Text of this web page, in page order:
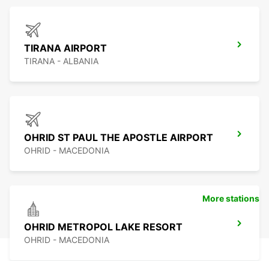
TIRANA AIRPORT
TIRANA - ALBANIA
OHRID ST PAUL THE APOSTLE AIRPORT
OHRID - MACEDONIA
OHRID METROPOL LAKE RESORT
OHRID - MACEDONIA
More stations